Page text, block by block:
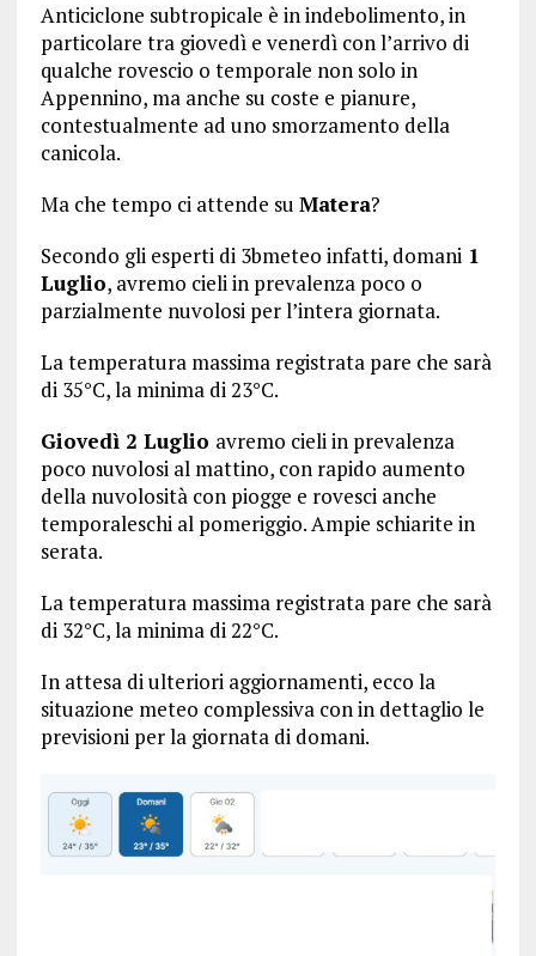
Anticiclone subtropicale è in indebolimento, in
particolare tra giovedì e venerdì con l’arrivo di
qualche rovescio o temporale non solo in
Appennino, ma anche su coste e pianure,
contestualmente ad uno smorzamento della
canicola.
Ma che tempo ci attende su Matera?
Secondo gli esperti di 3bmeteo infatti, domani1
Luglio, avremo cieli in prevalenza poco o
parzialmente nuvolosi per l’intera giornata.
La temperatura massima registrata pare che sarà
di 35°C, la minima di 23°C.
Giovedì 2 Luglio avremo cieli in prevalenza
poco nuvolosi al mattino, con rapido aumento
della nuvolosità con piogge e rovesci anche
temporaleschi al pomeriggio. Ampie schiarite in
serata.
La temperatura massima registrata pare che sarà
di 32°C, la minima di 22°C.
In attesa di ulteriori aggiornamenti, ecco la
situazione meteo complessiva con in dettaglio le
previsioni per la giornata di domani.